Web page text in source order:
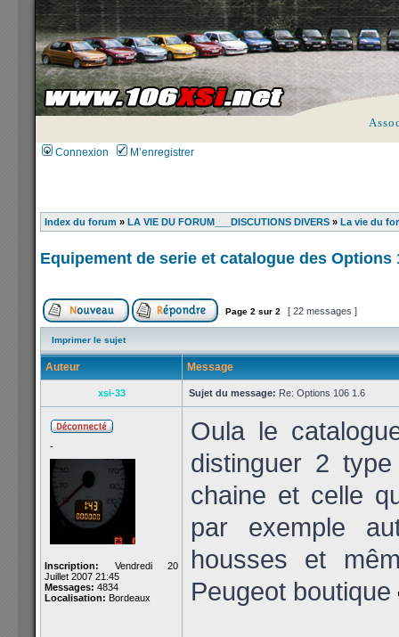
Connexion M’enregistrer
Index du forum » LA VIE DU FORUM___DISCUTIONS DIVERS » La vie du
Equipement de serie et catalogue des Options
Page 2 sur 2 [ 22 messages ]
Imprimer le sujet
Auteur Message
xsi-33 Sujet du message: Re: Options 106 1.6
-
Inscription: Vendredi 20
Juillet 2007 21:45
Messages: 4834
Localisation: Bordeaux
Oula le
distinguer 2
chaine et celle
par exemple
housses et
Peugeot boutique